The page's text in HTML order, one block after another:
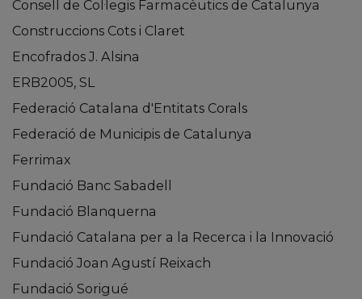
Consell de Col·legis Farmacèutics de Catalunya
Construccions Cots i Claret
Encofrados J. Alsina
ERB2005, SL
Federació Catalana d'Entitats Corals
Federació de Municipis de Catalunya
Ferrimax
Fundació Banc Sabadell
Fundació Blanquerna
Fundació Catalana per a la Recerca i la Innovació
Fundació Joan Agustí Reixach
Fundació Sorigué